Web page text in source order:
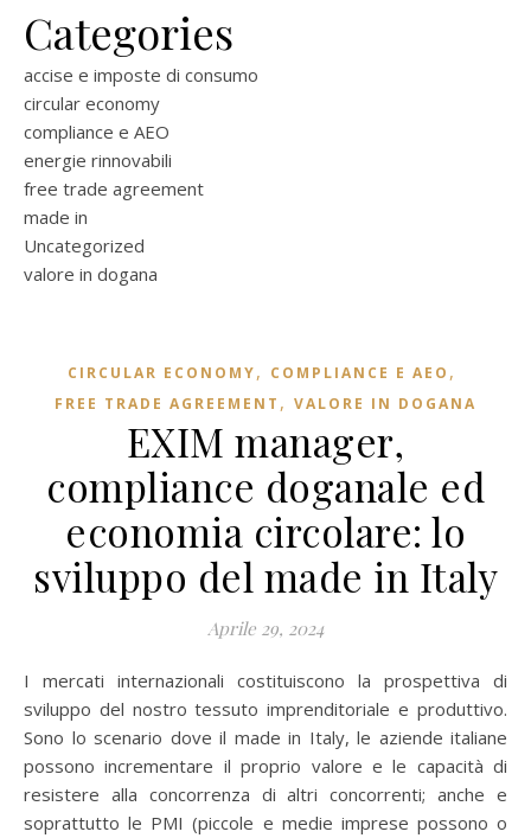
Categories
accise e imposte di consumo
circular economy
compliance e AEO
energie rinnovabili
free trade agreement
made in
Uncategorized
valore in dogana
CIRCULAR ECONOMY, COMPLIANCE E AEO ,
FREE TRADE AGREEMENT , VALORE IN DOGANA
EXIM manager,
compliance doganale ed
economia circolare: lo
sviluppo del made in Italy
Aprile 29, 2024
I mercati internazionali costituiscono la prospettiva di
sviluppo del nostro tessuto imprenditoriale e produttivo.
Sono lo scenario dove il made in Italy, le aziende italiane
possono incrementare il proprio valore e le capacità di
resistere alla concorrenza di altri concorrenti; anche e
soprattutto le PMI (piccole e medie imprese possono o